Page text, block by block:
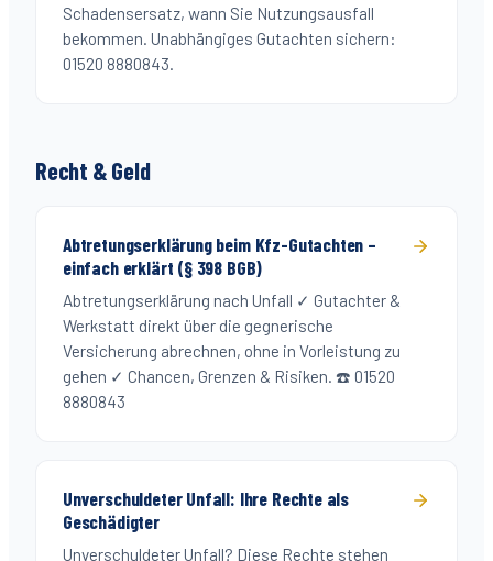
Schadensersatz, wann Sie Nutzungsausfall
bekommen. Unabhängiges Gutachten sichern:
01520 8880843.
Recht & Geld
Abtretungserklärung beim Kfz-Gutachten –
einfach erklärt (§ 398 BGB)
Abtretungserklärung nach Unfall ✓ Gutachter &
Werkstatt direkt über die gegnerische
Versicherung abrechnen, ohne in Vorleistung zu
gehen ✓ Chancen, Grenzen & Risiken. ☎️ 01520
8880843
Unverschuldeter Unfall: Ihre Rechte als
Geschädigter
Unverschuldeter Unfall? Diese Rechte stehen